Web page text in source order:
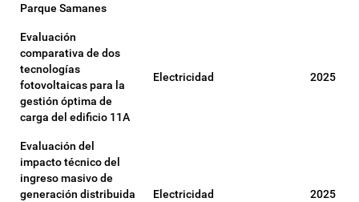
Parque Samanes
Evaluación
comparativa de dos
tecnologías
fotovoltaicas para la
gestión óptima de
carga del edificio 11A
Electricidad 2025
Evaluación del
impacto técnico del
ingreso masivo de
generación distribuida
Electricidad 2025